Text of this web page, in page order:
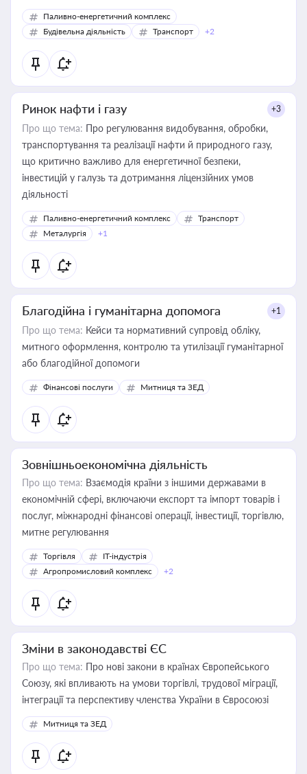
Паливно-енергетичний комплекс
Будівельна діяльність
Транспорт +2
Ринок нафти і газу +3
Про що тема: Про регулювання видобування, обробки,
транспортування та реалізації нафти й природного газу,
що критично важливо для енергетичної безпеки,
інвестицій у галузь та дотримання ліцензійних умов
діяльності
Паливно-енергетичний комплекс
Транспорт
Металургія
+1
Благодійна і гуманітарна допомога +1
Про що тема: Кейси та нормативний супровід обліку,
митного оформлення, контролю та утилізації гуманітарної
або благодійної допомоги
Фінансові послуги Митниця та ЗЕД
Зовнішньоекономічна діяльність
Про що тема: Взаємодія країни з іншими державами в
економічній сфері, включаючи експорт та імпорт товарів і
послуг, міжнародні фінансові операції, інвестиції, торгівлю,
митне регулювання
Торгівля
IT-індустрія
Агропромисловий комплекс
+2
Зміни в законодавстві ЄС
Про що тема: Про нові закони в країнах Європейського
Союзу, які впливають на умови торгівлі, трудової міграції,
інтеграції та перспективу членства України в Євросоюзі
Митниця та ЗЕД